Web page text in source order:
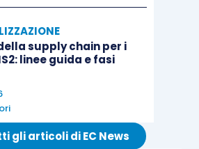
impiegato cinquantacinquenne
tanto bene e siamo
non riesce a giustificare
la sua presenza in studio
sforzi di convertirlo, va
come le patatine fritte dal
sappiamo di aver messo una
supply chain per i
linee guida e fasi
gli articoli di EC News